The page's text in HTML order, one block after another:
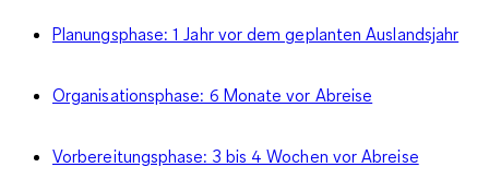
Planungsphase: 1 Jahr vor dem geplanten Auslandsjahr
Organisationsphase: 6 Monate vor Abreise
Vorbereitungsphase: 3 bis 4 Wochen vor Abreise